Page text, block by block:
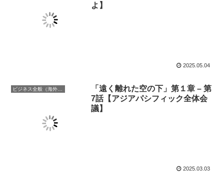
よ】
2025.05.04
「遠く離れた空の下」第１章 – 第
7話【アジアパシフィック全体会
議】
2025.03.03